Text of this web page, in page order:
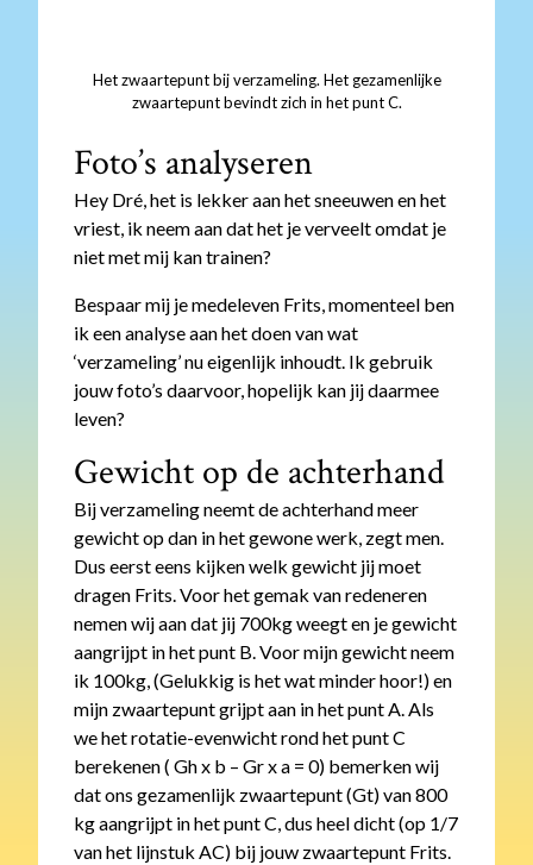
Het zwaartepunt bij verzameling. Het gezamenlijke
zwaartepunt bevindt zich in het punt C.
Foto’s analyseren
Hey Dré, het is lekker aan het sneeuwen en het
vriest, ik neem aan dat het je verveelt omdat je
niet met mij kan trainen?
Bespaar mij je medeleven Frits, momenteel ben
ik een analyse aan het doen van wat
‘verzameling’ nu eigenlijk inhoudt. Ik gebruik
jouw foto’s daarvoor, hopelijk kan jij daarmee
leven?
Gewicht op de achterhand
Bij verzameling neemt de achterhand meer
gewicht op dan in het gewone werk, zegt men.
Dus eerst eens kijken welk gewicht jij moet
dragen Frits. Voor het gemak van redeneren
nemen wij aan dat jij 700kg weegt en je gewicht
aangrijpt in het punt B. Voor mijn gewicht neem
ik 100kg, (Gelukkig is het wat minder hoor!) en
mijn zwaartepunt grijpt aan in het punt A. Als
we het rotatie-evenwicht rond het punt C
berekenen ( Gh x b – Gr x a = 0) bemerken wij
dat ons gezamenlijk zwaartepunt (Gt) van 800
kg aangrijpt in het punt C, dus heel dicht (op 1/7
van het lijnstuk AC) bij jouw zwaartepunt Frits.